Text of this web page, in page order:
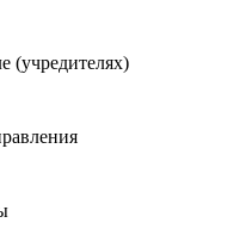
(учредителях)